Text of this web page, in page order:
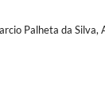
Palheta da Silva,